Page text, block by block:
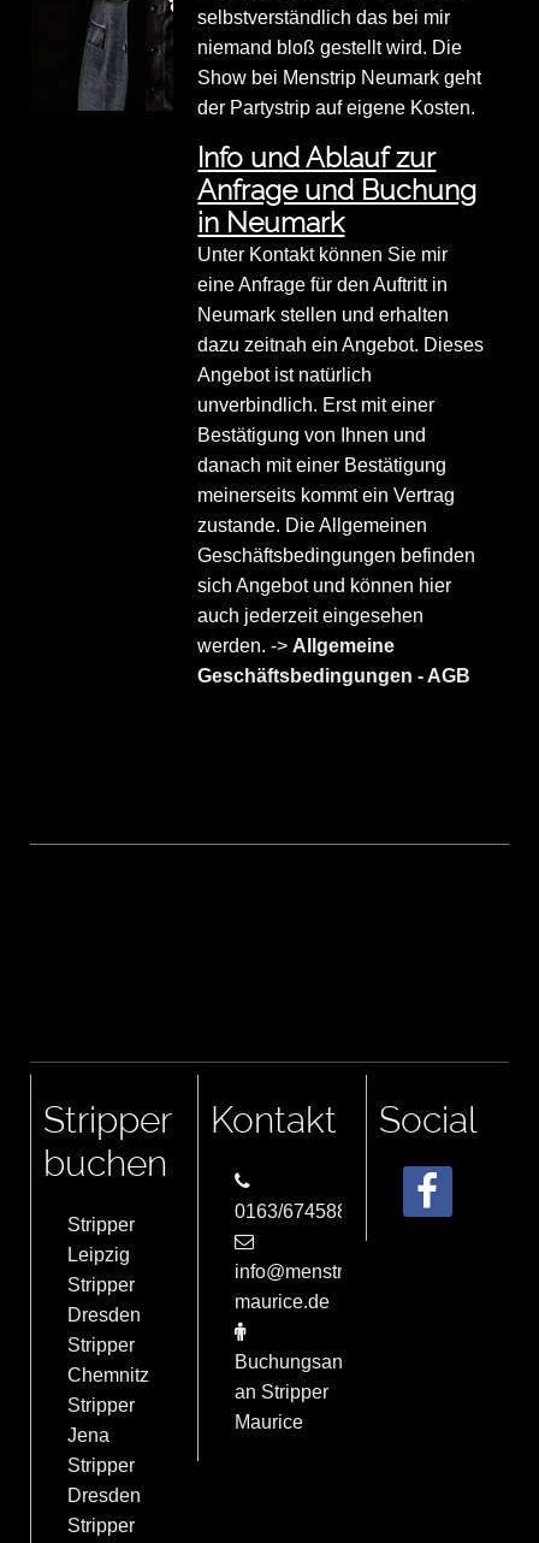
selbstverständlich das bei mir
niemand bloß gestellt wird. Die
Show bei Menstrip Neumark geht
der Partystrip auf eigene Kosten.
Info und Ablauf zur
Anfrage und Buchung
in Neumark
Unter Kontakt können Sie mir
eine Anfrage für den Auftritt in
Neumark stellen und erhalten
dazu zeitnah ein Angebot. Dieses
Angebot ist natürlich
unverbindlich. Erst mit einer
Bestätigung von Ihnen und
danach mit einer Bestätigung
meinerseits kommt ein Vertrag
zustande. Die Allgemeinen
Geschäftsbedingungen befinden
sich Angebot und können hier
auch jederzeit eingesehen
werden. ->Allgemeine
Geschäftsbedingungen - AGB
Stripper
buchen
Stripper
Leipzig
Stripper
Dresden
Stripper
Chemnitz
Stripper
Jena
Stripper
Dresden
Stripper
Kontakt
0163/6745884
info@menstrip-
maurice.de
Buchungsanfrage
an Stripper
Maurice
Social